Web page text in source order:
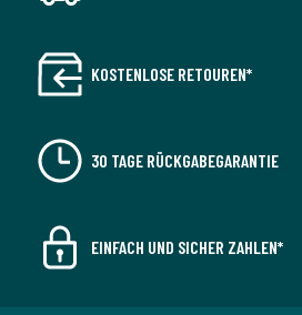
KOSTENLOSE RETOUREN*
30 TAGE RÜCKGABEGARANTIE
EINFACH UND SICHER ZAHLEN*